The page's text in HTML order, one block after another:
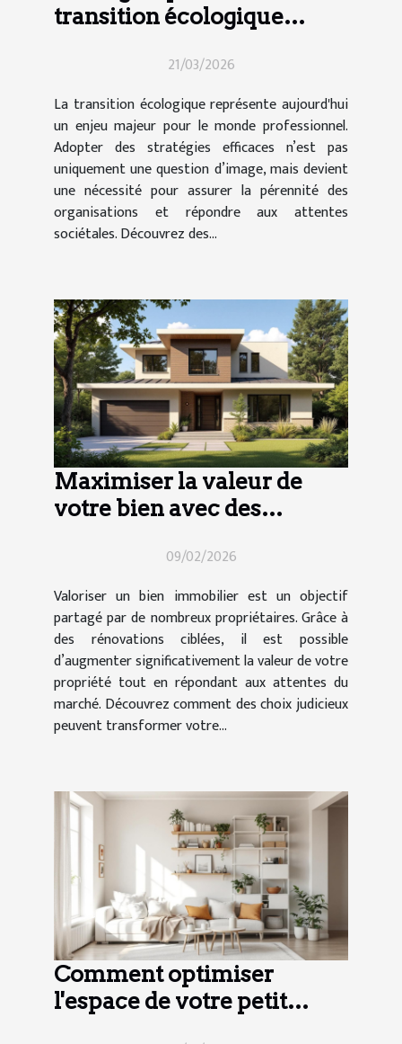
transition écologique
21/03/2026
La transition écologique représente aujourd'hui
un enjeu majeur pour le monde professionnel.
Adopter des stratégies efficaces n’est pas
uniquement une question d’image, mais devient
une nécessité pour assurer la pérennité des
organisations et répondre aux attentes
sociétales. Découvrez des...
Maximiser la valeur de
votre bien avec des
09/02/2026
Valoriser un bien immobilier est un objectif
partagé par de nombreux propriétaires. Grâce à
des rénovations ciblées, il est possible
d’augmenter significativement la valeur de votre
propriété tout en répondant aux attentes du
marché. Découvrez comment des choix judicieux
peuvent transformer votre...
Comment optimiser
l'espace de votre petit